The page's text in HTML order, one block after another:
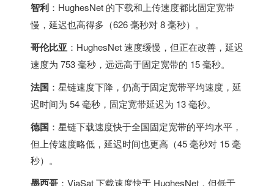
智利 ：HughesNet 的下载和上传速度都比固定宽带
慢，延迟也高得多（626 毫秒对 8 毫秒）。
哥伦比亚 ：HughesNet 速度缓慢，但正在改善，延迟
速度为 753 毫秒，远远高于固定宽带的 15 毫秒。
法国 ：星链速度下降，仍高于固定宽带平均速度，延
迟时间为 54 毫秒，固定宽带延迟为 13 毫秒。
德国 ：星链下载速度快于全国固定宽带的平均水平，
但上传速度略低，延迟时间也更高（45 毫秒对 15 毫
秒）。
墨西哥 ：ViaSat 下载速度快于 HughesNet，但低于